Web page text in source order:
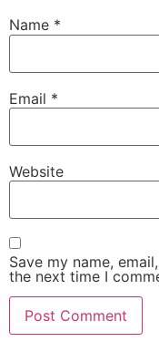
Name *
Email *
Website
Save my name,
the next time I